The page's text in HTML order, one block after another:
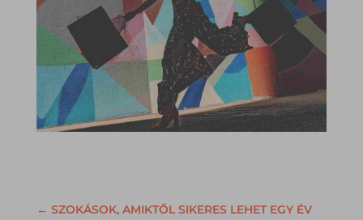
← SZOKÁSOK, AMIKTŐL SIKERES LEHET EGY ÉV